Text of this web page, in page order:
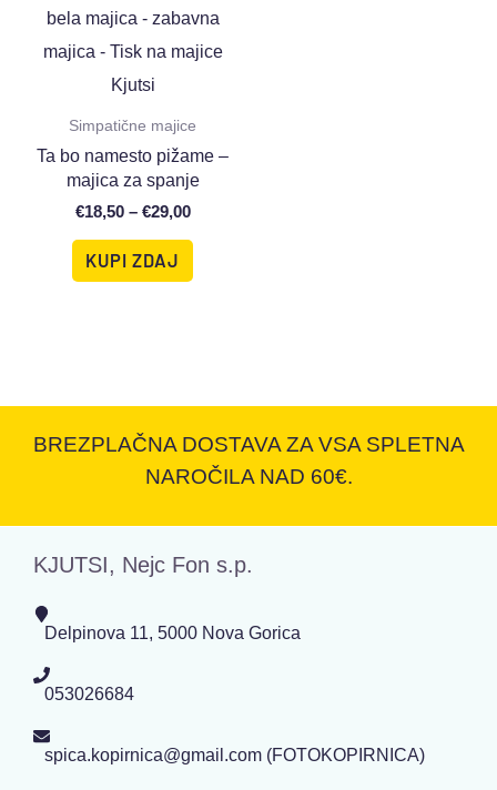
Simpatične majice
Ta bo namesto pižame –
majica za spanje
€18,50 – €29,00
KUPI ZDAJ
BREZPLAČNA DOSTAVA ZA VSA SPLETNA
NAROČILA NAD 60€.
KJUTSI, Nejc Fon s.p.
Delpinova 11, 5000 Nova Gorica
053026684
spica.kopirnica@gmail.com (FOTOKOPIRNICA)